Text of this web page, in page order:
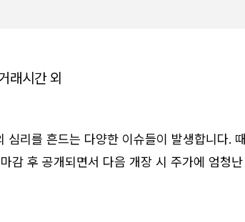
리를 흔드는 다양한 이슈들이 발생합니다.
감 후 공개되면서 다음 개장 시 주가에 엄청난